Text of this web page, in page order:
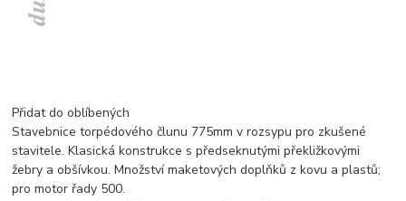
Přidat do oblíbených
Stavebnice torpédového člunu 775mm v rozsypu pro zkušené
stavitele. Klasická konstrukce s předseknutými překližkovými
žebry a obšívkou. Množství maketových doplňků z kovu a plastů;
pro motor řady 500.